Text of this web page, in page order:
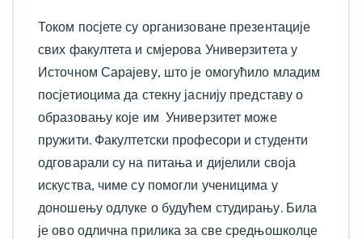
Током посјете су организоване презентације
свих факултета и смјерова Универзитета у
Источном Сарајеву, што је омогућило младим
посјетиоцима да стекну јаснију представу о
образовању које им Универзитет може
пружити. Факултетски професори и студенти
одговарали су на питања и дијелили своја
искуства, чиме су помогли ученицима у
доношењу одлуке о будућем студирању. Била
је ово одлична прилика за све средњошколце